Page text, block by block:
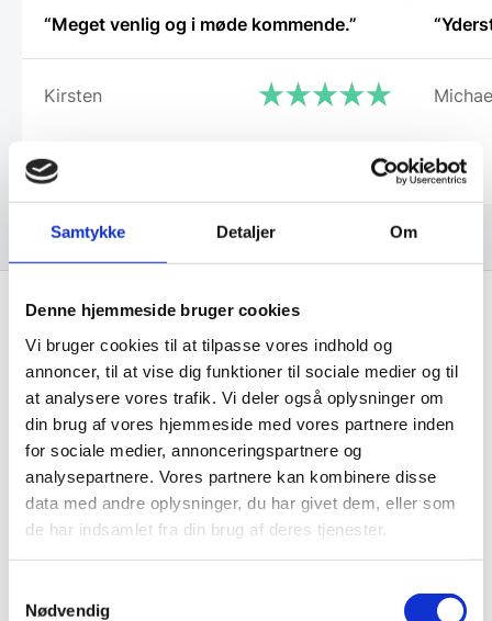
Samtykke Detaljer Om
Denne hjemmeside bruger cookies
Vi bruger cookies til at tilpasse vores indhold og
annoncer, til at vise dig funktioner til sociale medier og til
at analysere vores trafik. Vi deler også oplysninger om
din brug af vores hjemmeside med vores partnere inden
for sociale medier, annonceringspartnere og
analysepartnere. Vores partnere kan kombinere disse
data med andre oplysninger, du har givet dem, eller som
de har indsamlet fra din brug af deres tjenester.
Nødvendig
“Meget venlig og i møde kommende.”
Kirsten
Få de bedste tilbud først!
Husk at tilmelde dig vores nyhedsbrev og vær først
til de bedste tilbud. Og bare rolig, vi spammer dig
ikke, men sender kun relevante tilbud og
informationer til dig.